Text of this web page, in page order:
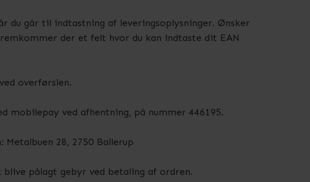
du går til indtastning af leveringsoplysninger. Ønsker
der et felt hvor du kan indtaste dit EAN
overførslen.
mobilepay ved afhentning, på nummer 446195.
Metalbuen 28, 2750 Ballerup
pålagt gebyr ved betaling af ordren.